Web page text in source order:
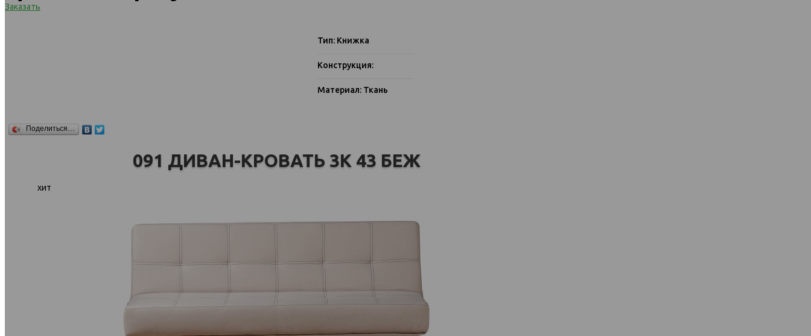
Заказать
Тип: Книжка
Конструкция:
Материал: Ткань
Поделиться…
091 ДИВАН-КРОВАТЬ 3К 43 БЕЖ
хит